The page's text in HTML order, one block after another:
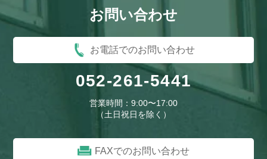
お問い合わせ
お電話でのお問い合わせ
052-261-5441
営業時間：9:00〜17:00
（土日祝日を除く）
FAXでのお問い合わせ